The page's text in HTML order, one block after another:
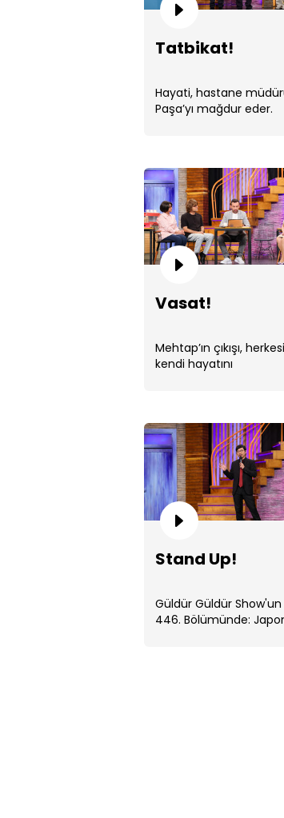
Tatbikat!
Hayati, hastane
Paşa’yı mağdur eder.
Vasat!
Mehtap’ın çıkışı,
kendi hayatını
Stand Up!
Güldür Güldür Show'un
446. Bölümünde: